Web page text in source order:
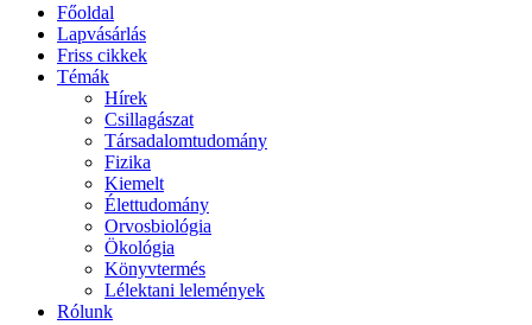
Főoldal
Lapvásárlás
Friss cikkek
Témák
Hírek
Csillagászat
Társadalomtudomány
Fizika
Kiemelt
Élettudomány
Orvosbiológia
Ökológia
Könyvtermés
Lélektani lelemények
Rólunk